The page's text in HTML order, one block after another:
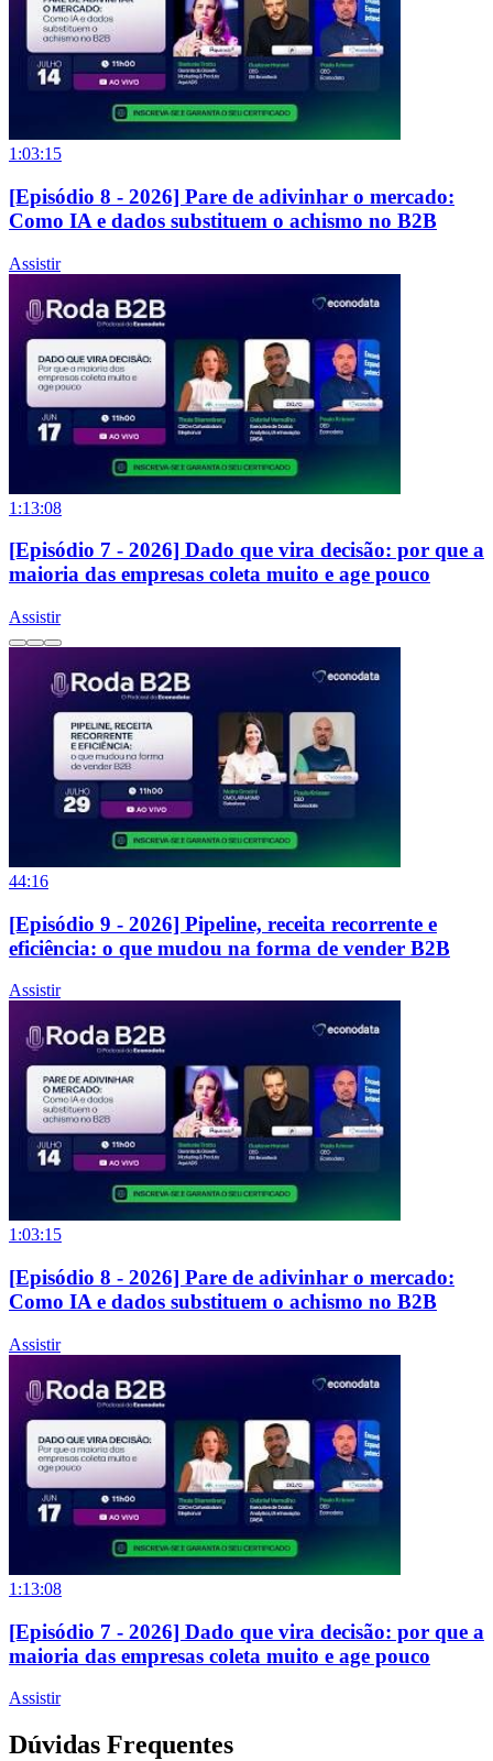
1:03:15
[Episódio 8 - 2026] Pare de adivinhar o mercado:
Como IA e dados substituem o achismo no B2B
Assistir
1:13:08
[Episódio 7 - 2026] Dado que vira decisão: por que a
maioria das empresas coleta muito e age pouco
Assistir
44:16
[Episódio 9 - 2026] Pipeline, receita recorrente e
eficiência: o que mudou na forma de vender B2B
Assistir
1:03:15
[Episódio 8 - 2026] Pare de adivinhar o mercado:
Como IA e dados substituem o achismo no B2B
Assistir
1:13:08
[Episódio 7 - 2026] Dado que vira decisão: por que a
maioria das empresas coleta muito e age pouco
Assistir
Dúvidas Frequentes